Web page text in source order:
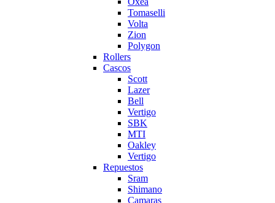
Tomaselli
Volta
Zion
Polygon
Rollers
Cascos
Scott
Lazer
Bell
Vertigo
SBK
MTI
Oakley
Vertigo
Repuestos
Sram
Shimano
Camaras